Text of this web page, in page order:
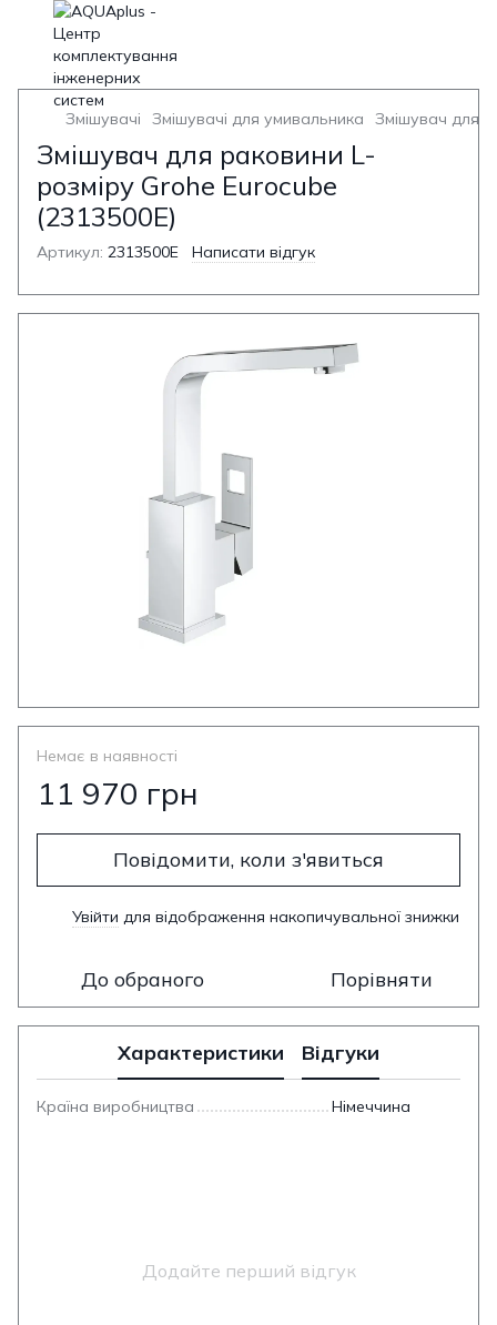
Змішувачі Змішувачі для умивальника Змішувач для
Змішувач для раковини L-
розміру Grohe Eurocube
(2313500E)
Артикул: 2313500E Написати відгук
Немає в наявності
11 970 грн
Повідомити, коли з'явиться
Увійти для відображення накопичувальної знижки
До обраного Порівняти
Характеристики Відгуки
Країна виробництва Німеччина
Додайте перший відгук